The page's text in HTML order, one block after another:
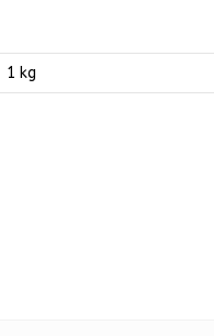
1 kg